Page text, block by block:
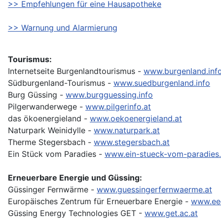
>> Empfehlungen für eine Hausapotheke
>> Warnung und Alarmierung
Tourismus:
Internetseite Burgenlandtourismus -
Südburgenland-Tourismus - www.suedburgenland.info
Burg Güssing - www.burgguessing.info
Pilgerwanderwege - www.pilgerinfo.at
das ökoenergieland - www.oekoenergieland.at
Naturpark Weinidylle - www.naturpark.at
Therme Stegersbach - www.stegersbach.at
Ein Stück vom Paradies - www.ein-stueck-vom-
Erneuerbare Energie und Güssing:
Güssinger Fernwärme - www.guessingerfernwaerme.at
Europäisches Zentrum für Erneuerbare Energie -
Güssing Energy Technologies GET - www.get.ac.at